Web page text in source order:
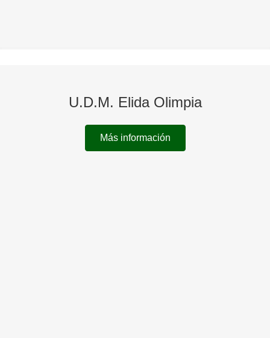
U.D.M. Elida Olimpia
Más información